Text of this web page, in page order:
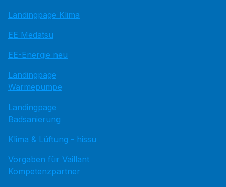
Landingpage Klima
EE Medatsu
EE-Energie neu
Landingpage
Wärmepumpe
Landingpage
Badsanierung
Klima & Lüftung - hissu
Vorgaben für Vaillant
Kompetenzpartner